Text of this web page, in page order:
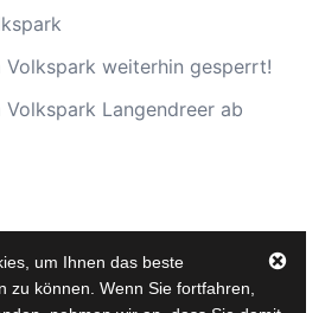
weiterhin gesperrt!
Langendreer ab
um Ihnen das beste
zu können. Wenn Sie fortfahren,